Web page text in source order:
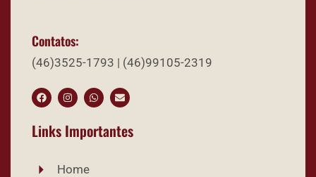
Contatos:
(46)3525-1793 | (46)99105-2319
Links Importantes
Home